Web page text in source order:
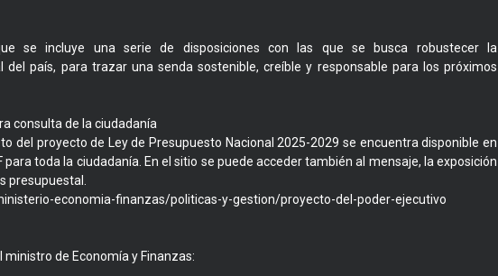
se incluye una serie de disposiciones con las que se busca robustecer la
del país, para trazar una senda sostenible, creíble y responsable para los próximos
consulta de la ciudadanía
del proyecto de Ley de Presupuesto Nacional 2025-2029 se encuentra disponible en
para toda la ciudadanía. En el sitio se puede acceder también al mensaje, la exposición
presupuestal.
economia-finanzas/politicas-y-gestion/proyecto-del-poder-ejecutivo
de Economía y Finanzas: